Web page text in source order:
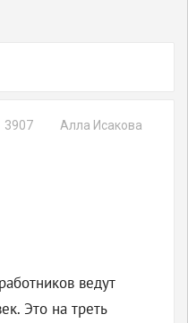
Алла Исакова
3907
ведут
Это на треть